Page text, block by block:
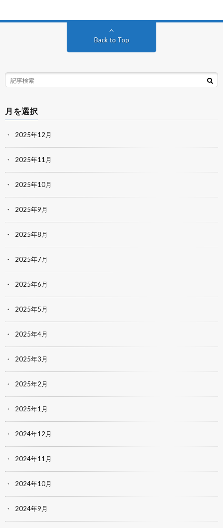
Back to Top
月を選択
2025年12月
2025年11月
2025年10月
2025年9月
2025年8月
2025年7月
2025年6月
2025年5月
2025年4月
2025年3月
2025年2月
2025年1月
2024年12月
2024年11月
2024年10月
2024年9月